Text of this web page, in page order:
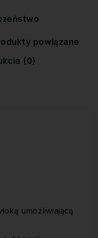
nie zawiera ewentualnych
powiązane
(0)
umożliwiającą